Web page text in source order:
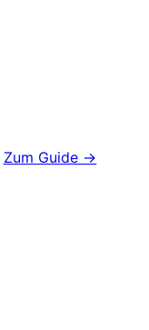
Zum Guide →